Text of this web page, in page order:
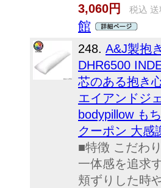
3,060円 税込
館
248. A&J製抱
DHR6500
芯のある抱き
エイアンドジ
bodypillow も
クーポン 大感
■特徴 こだ
一体感を追求
頬ずりした時